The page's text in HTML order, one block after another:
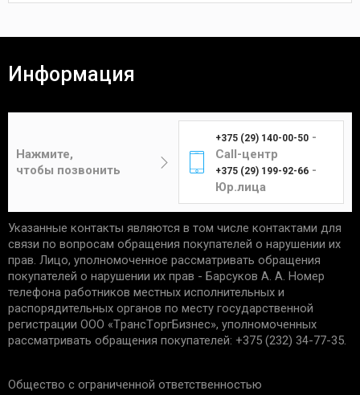
среднем занимает 3-7 дней.
Цена составит от 4 до 12 рублей в
зависимости от габаритов и веса изделия.
Курьер
Доставка товаров курьером
осуществляется по будням с 10:00 до 22:00.
Покупатель вправе вернуть товар в течение 14
необходимы:
отсутствие следов установки;
чек, подтверждающий приобретение;
Единственным подтверждением установки товара
является акт выполненных работ с названием
услуги и устанавливаемой детали. Гарантийные
обязательства не распространяются:
на запчасти со следами механических
повреждений.
воздействий, нарушения правил установки/
Информация
Нажмите,
чтобы позвонить
+375 (29) 140-00-50 -
Call-центр
+375 (29) 199-92-66 -
Юр.лица
Указанные контакты являются в том числе контактами для
связи по вопросам обращения покупателей о нарушении их
прав. Лицо, уполномоченное рассматривать обращения
покупателей о нарушении их прав - Барсуков А. А. Номер
телефона работников местных исполнительных и
распорядительных органов по месту государственной
регистрации ООО «TрaнcТopгБизнec», уполномоченных
рассматривать обращения покупателей: +375 (232) 34-77-35.
Общество с ограниченной ответственностью